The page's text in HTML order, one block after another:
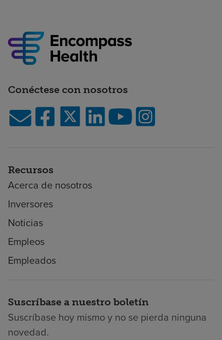
Conéctese con nosotros
Recursos
Acerca de nosotros
Inversores
Noticias
Empleos
Empleados
Suscríbase a nuestro boletín
Suscríbase hoy mismo y no se pierda ninguna
novedad.